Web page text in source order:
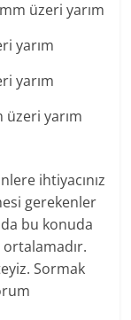
üzeri yarım
yarım
yarım
üzeri yarım
ihtiyacınız
gerekenler
da bu konuda
Sormak